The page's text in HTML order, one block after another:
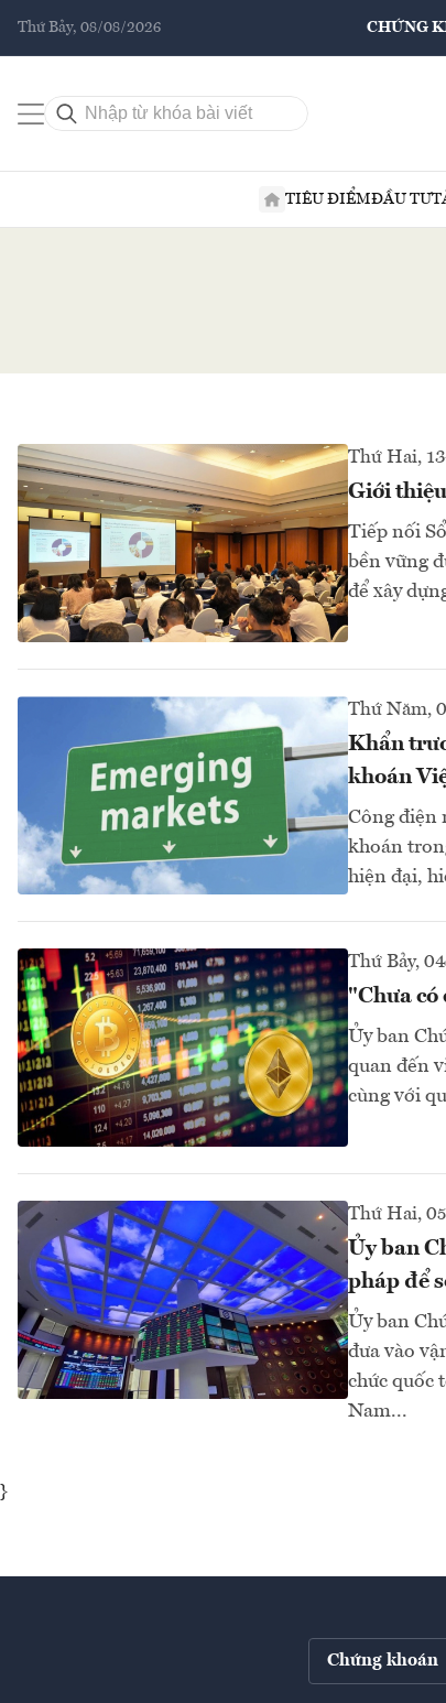
Thứ Bảy, 08/08/2026 CHỨNG
TIÊU ĐIỂMĐẦU TƯ
Thứ Hai,
Giới
Tiếp nối
bền vững
để xây
Thứ Năm,
Khẩn
khoán
Công điện
khoán
hiện đại,
Thứ Bảy,
"Chưa có
Ủy ban
quan đến
cùng với
Thứ Hai,
Ủy ban
pháp để
Ủy ban
đưa vào
chức quốc
Nam...
}
Chứng khoán